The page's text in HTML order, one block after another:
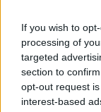
If you wish to
processing of
targeted
section to
opt-out request
interest-based